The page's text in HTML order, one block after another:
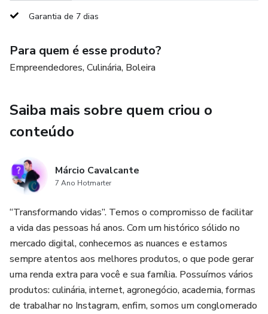
Garantia de 7 dias
Para quem é esse produto?
Empreendedores, Culinária, Boleira
Saiba mais sobre quem criou o
conteúdo
Márcio Cavalcante
7 Ano Hotmarter
“Transformando vidas”. Temos o compromisso de facilitar
a vida das pessoas há anos. Com um histórico sólido no
mercado digital, conhecemos as nuances e estamos
sempre atentos aos melhores produtos, o que pode gerar
uma renda extra para você e sua família. Possuímos vários
produtos: culinária, internet, agronegócio, academia, formas
de trabalhar no Instagram, enfim, somos um conglomerado